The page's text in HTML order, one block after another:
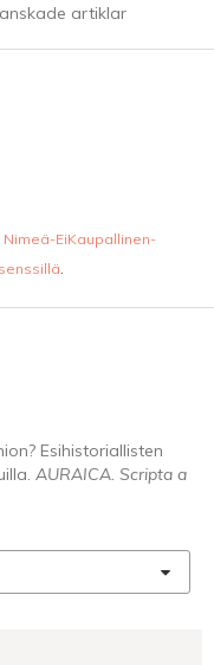
artiklar
Nimeä-EiKaupallinen-
.
Esihistoriallisten
AURAICA. Scripta a